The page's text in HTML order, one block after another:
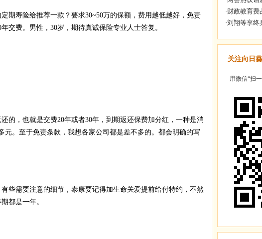
定期寿险给推荐一款？要求30~50万的保额，费用越低越好，免责
交费。男性，30岁，期待真诚保险专业人士答复。
的，也就是交费20年或者30年，到期返还保费加分红，一种是消
元。至于免责条款，我想各家公司都是差不多的。都会明确的写
些需要注意的细节，泰康要记得加生命关爱提前给付特约，不然
都是一年。
关注向日
用微信“扫